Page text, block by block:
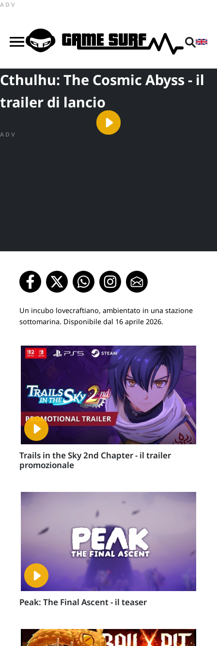
ADV
Cthulhu: The Cosmic Abyss - il
trailer di lancio
ADV
Un incubo lovecraftiano, ambientato in una stazione
sottomarina. Disponibile dal 16 aprile 2026.
Trails in the Sky 2nd Chapter - il trailer
promozionale
Peak: The Final Ascent - il teaser